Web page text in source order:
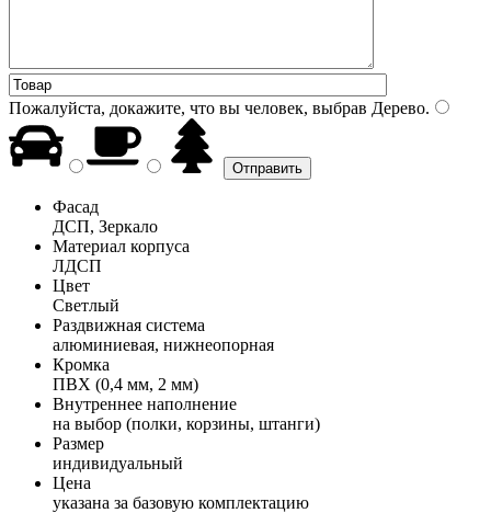
Пожалуйста, докажите, что вы человек, выбрав Дерево.
Фасад
ДСП, Зеркало
Материал корпуса
ЛДСП
Цвет
Светлый
Раздвижная система
алюминиевая, нижнеопорная
Кромка
ПВХ (0,4 мм, 2 мм)
Внутреннее наполнение
на выбор (полки, корзины, штанги)
Размер
индивидуальный
Цена
указана за базовую комплектацию